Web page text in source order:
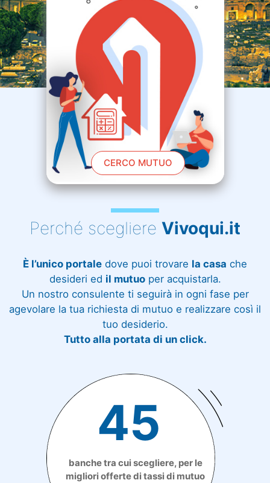
CERCO MUTUO
Perché scegliere Vivoqui.it
È l’unico portale dove puoi trovare la casa che
desideri ed il mutuoper acquistarla.
Un nostro consulente ti seguirà in ogni fase per
agevolare la tua richiesta di mutuo e realizzare così il
tuo desiderio.
Tutto alla portata di un click.
45
banche tra cui scegliere, per le
migliori offerte di tassi di mutuo